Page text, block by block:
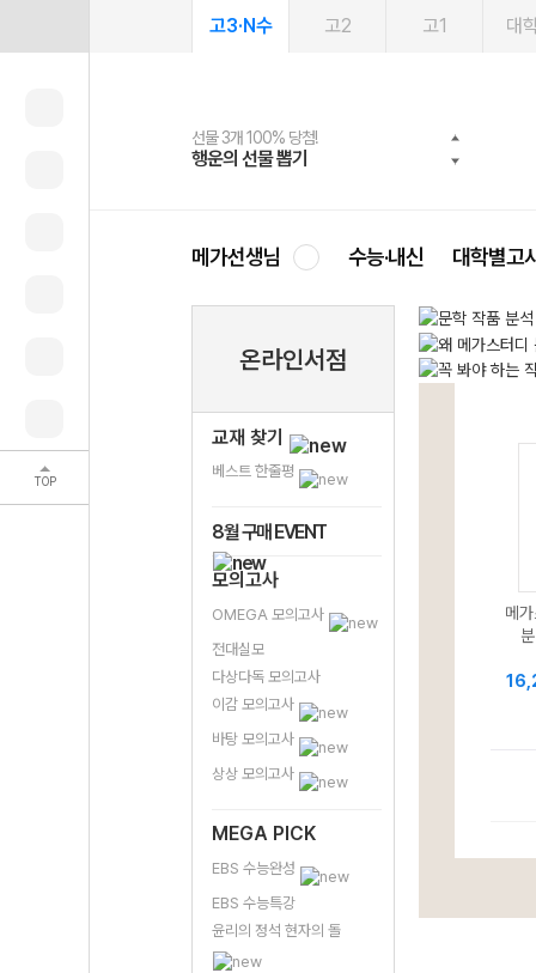
TOP
고3·N수 고2 고1 대
선물 3개 100% 당첨!
행운의 선물 뽑기
선물 100% 증정!
메가스터디 X 올리브
여름방학 스터디 캐시백
메가런 썸머스쿨
2027 러셀 단과
강사 공개선발
스마트러닝앱
설문 EVENT
메가패스
3일 무료 체험권
메가패스 수강생 무료혜택!
메가클럽 멤버십
사회공헌 캠페인
희망이룸 메가나눔
메가선생님 수능·내신 대학별고
온라인서점
교재 찾기
베스트 한줄평
8월 구매 EVENT
모의고사
OMEGA 모의고사
전대실모
다상다독 모의고사
이감 모의고사
바탕 모의고사
상상 모의고사
MEGA PICK
EBS 수능완성
EBS 수능특강
윤리의 정석 현자의 돌
메